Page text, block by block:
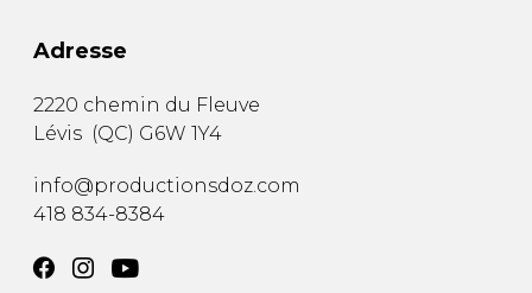
Adresse
2220 chemin du Fleuve
Lévis (QC) G6W 1Y4
info@productionsdoz.com
418 834-8384